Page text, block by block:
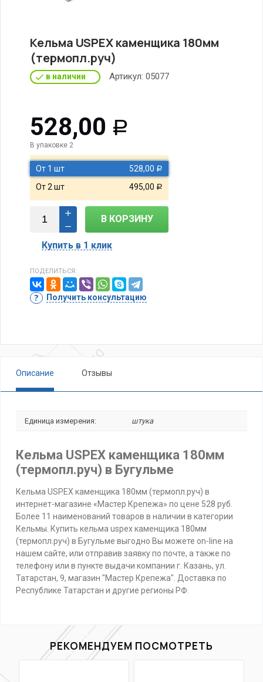
Кельма USPEX каменщика 180мм
(термопл.руч)
в наличии Артикул: 05077
528,00 Р
В упаковке 2
От 1 шт 528,00 Р
От 2 шт 495,00 Р
В КОРЗИНУ
Купить в 1 клик
ПОДЕЛИТЬСЯ:
Получить консультацию
Описание Отзывы
Единица измерения: штука
Кельма USPEX каменщика 180мм
(термопл.руч) в Бугульме
Кельма USPEX каменщика 180мм (термопл.руч) в
интернет-магазине «Мастер Крепежа» по цене 528 руб.
Более 11 наименований товаров в наличии в категории
Кельмы. Купить кельма uspex каменщика 180мм
(термопл.руч) в Бугульме выгодно Вы можете on-line на
нашем сайте, или отправив заявку по почте, а также по
телефону или в пункте выдачи компании г. Казань, ул.
Татарстан, 9, магазин "Мастер Крепежа". Доставка по
Республике Татарстан и другие регионы РФ.
РЕКОМЕНДУЕМ ПОСМОТРЕТЬ